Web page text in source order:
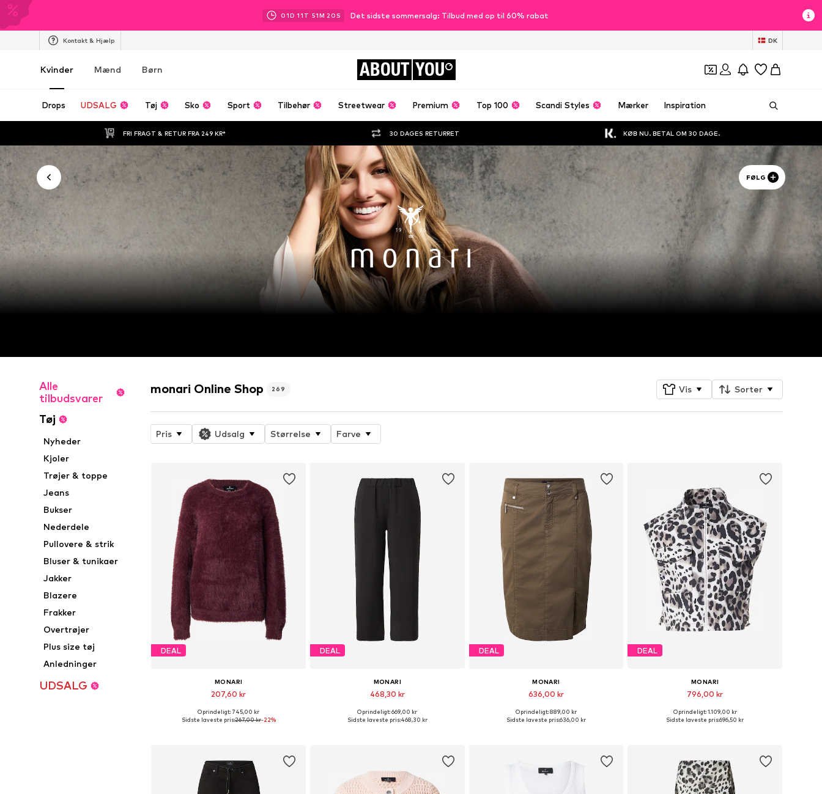
01D 11 T 51M 18 S Det sidste sommersalg: Tilbud med op til 60% rabat
Kontakt & Hjælp DK
Kvinder Mænd Børn ABOUT YOU
Drops UDSALG Tøj Sko Sport Tilbehør Streetwear Premium Top 100 Scandi Styles Mærker Inspiration
FRI FRAGT & RETUR FRA 249 KR* 30 DAGES RETURRET KØB NU. BETAL OM 30 DAGE.
FØLG
Alle
tilbudsvarer
Tøj
Nyheder
Kjoler
Trøjer & toppe
Jeans
Bukser
Nederdele
Pullovere & strik
Bluser & tunikaer
Jakker
Blazere
Frakker
Overtrøjer
Plus size tøj
Anledninger
UDSALG
monari Online Shop 269 Vis Sorter
Pris Udsalg Størrelse Farve
DEAL
MONARI
207,60 kr
Fås i mange størrelser
Oprindeligt: 745,00 kr
Sidste laveste pris:267,00 kr-22%
DEAL
MONARI
468,30 kr
Tilgængelige størrelser: 34, 36, 38, 40, 42
Oprindeligt: 669,00 kr
Sidste laveste pris:468,30 kr
DEAL
MONARI
636,00 kr
Oprindeligt: 889,00 kr
Sidste laveste pris:636,00 kr
DEAL
MONARI
796,00 kr
Tilgængelige størrelser: XS, S, M, L, XL, XXL
Oprindeligt: 1.109,00 kr
Sidste laveste pris:696,50 kr